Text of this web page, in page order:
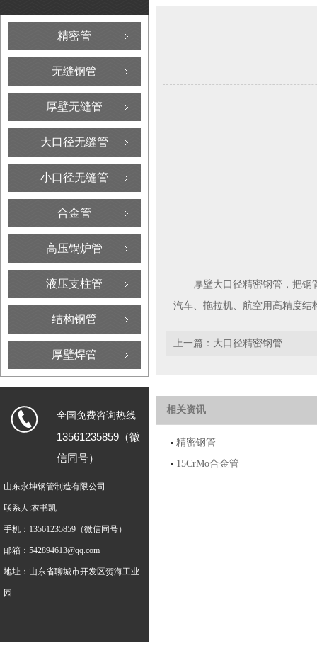
精密管
无缝钢管
厚壁无缝管
大口径无缝管
小口径无缝管
合金管
高压锅炉管
液压支柱管
结构钢管
厚壁焊管
全国免费咨询热线
13561235859（微
信同号）
山东永坤钢管制造有限公司
联系人:衣书凯
手机：13561235859（微信同号）
邮箱：542894613@qq.com
地址：山东省聊城市开发区贺海工业
园
厚壁大口径精密钢管，把钢
汽车、拖拉机、航空用高精度结
上一篇： 大口径精密钢管
相关资讯
精密钢管
15CrMo合金管